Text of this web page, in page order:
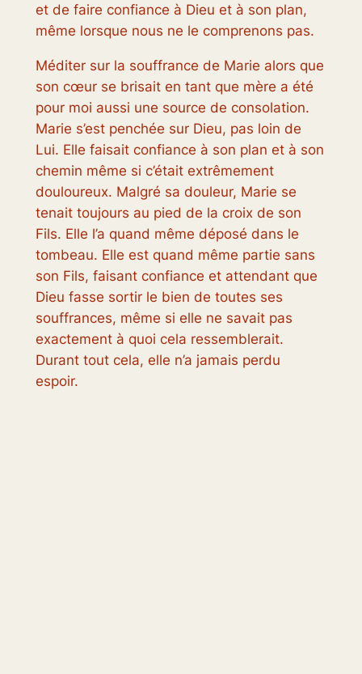
et de faire confiance à Dieu et à son plan,
même lorsque nous ne le comprenons pas.
Méditer sur la souffrance de Marie alors que
son cœur se brisait en tant que mère a été
pour moi aussi une source de consolation.
Marie s’est penchée sur Dieu, pas loin de
Lui. Elle faisait confiance à son plan et à son
chemin même si c’était extrêmement
douloureux. Malgré sa douleur, Marie se
tenait toujours au pied de la croix de son
Fils. Elle l’a quand même déposé dans le
tombeau. Elle est quand même partie sans
son Fils, faisant confiance et attendant que
Dieu fasse sortir le bien de toutes ses
souffrances, même si elle ne savait pas
exactement à quoi cela ressemblerait.
Durant tout cela, elle n’a jamais perdu
espoir.